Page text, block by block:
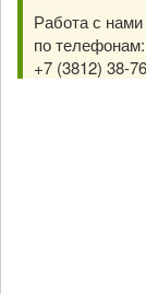
Работа с
по телефонам:
+7 (3812) 38-